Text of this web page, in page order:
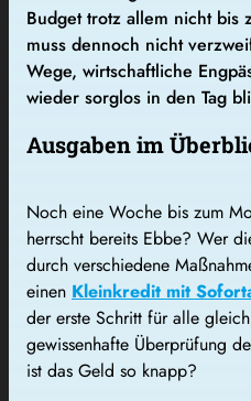
Budget trotz allem nicht bis
muss dennoch nicht
Wege, wirtschaftliche
wieder sorglos in den Tag
Ausgaben im
Noch eine Woche bis zum
herrscht bereits Ebbe? Wer
durch verschiedene
einen Kleinkredit mit
der erste Schritt für alle
gewissenhafte Überprüfung
ist das Geld so knapp?